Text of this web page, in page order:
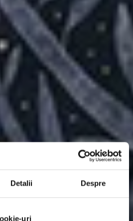
Detalii Despre
uri